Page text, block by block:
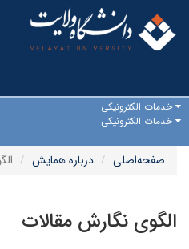
خدمات الکترونیکی
خدمات الکترونیکی
صفحه‌اصلی
درباره همایش
الگوی نگارش مقالات